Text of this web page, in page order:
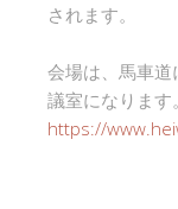
されます。
会場は、馬車
議室になります。
https://